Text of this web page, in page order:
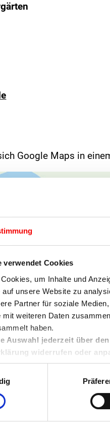
verwendet Cookies
um Inhalte und
auf unsere Website zu
Partner für soziale
mit weiteren Daten
haben.
Auswahl jederzeit über
widerrufen oder
https://
Google Maps in